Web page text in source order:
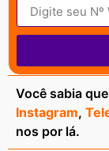
Você sabia
Instagram,
nos por lá.